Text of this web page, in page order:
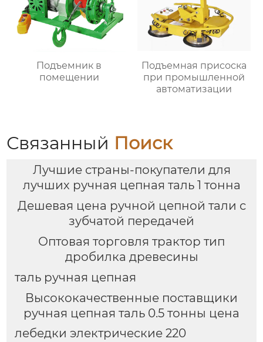
Подъемник в
помещении
Подъемная присоска
при промышленной
автоматизации
Связанный Поиск
Лучшие страны-покупатели для
лучших ручная цепная таль 1 тонна
Дешевая цена ручной цепной тали с
зубчатой передачей
Оптовая торговля трактор тип
дробилка древесины
таль ручная цепная
Высококачественные поставщики
ручная цепная таль 0.5 тонны цена
лебедки электрические 220